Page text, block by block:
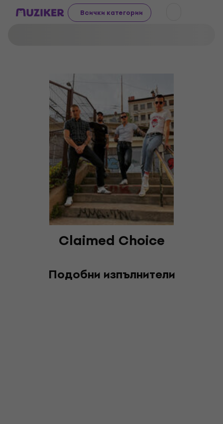
Всички категории
Claimed Choice
Подобни изпълнители